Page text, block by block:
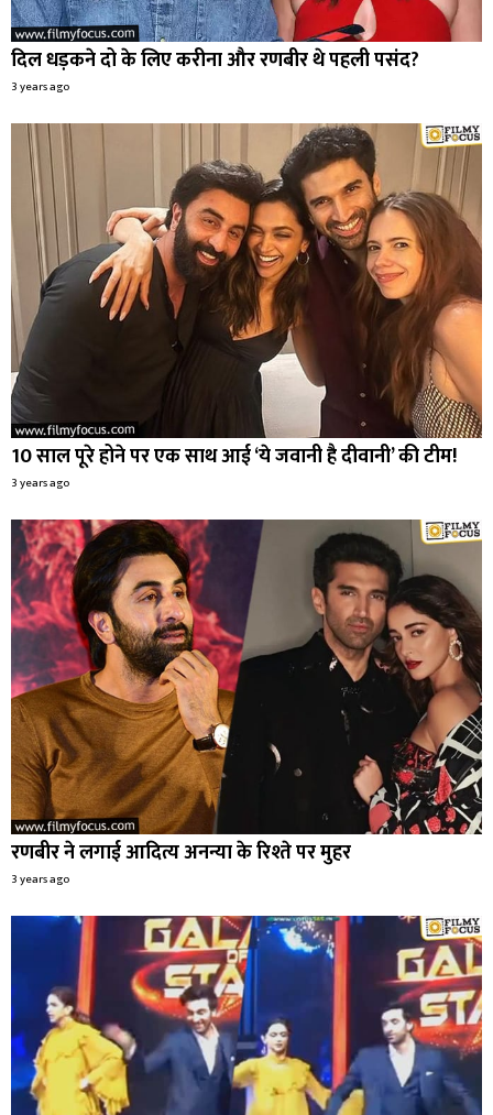
दिल धड़कने दो के लिए करीना और रणबीर थे पहली पसंद?
3 years ago
10 साल पूरे होने पर एक साथ आई ‘ये जवानी है दीवानी’ की टीम!
3 years ago
रणबीर ने लगाई आदित्य अनन्या के रिश्ते पर मुहर
3 years ago